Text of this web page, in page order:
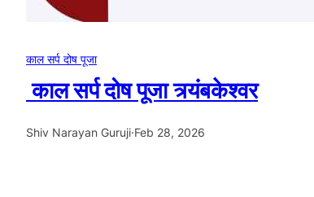
काल सर्प दोष पूजा
काल सर्प दोष पूजा त्र्यंबकेश्वर
Shiv Narayan Guruji·Feb 28, 2026